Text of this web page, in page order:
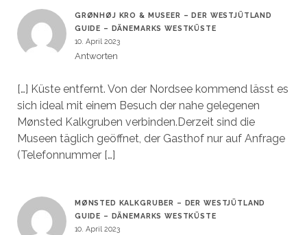
GRØNHØJ KRO & MUSEER – DER WESTJÜTLAND
GUIDE – DÄNEMARKS WESTKÜSTE
10. April 2023
Antworten
[…] Küste entfernt. Von der Nordsee kommend lässt es
sich ideal mit einem Besuch der nahe gelegenen
Mønsted Kalkgruben verbinden.Derzeit sind die
Museen täglich geöffnet, der Gasthof nur auf Anfrage
(Telefonnummer […]
MØNSTED KALKGRUBER – DER WESTJÜTLAND
GUIDE – DÄNEMARKS WESTKÜSTE
10. April 2023